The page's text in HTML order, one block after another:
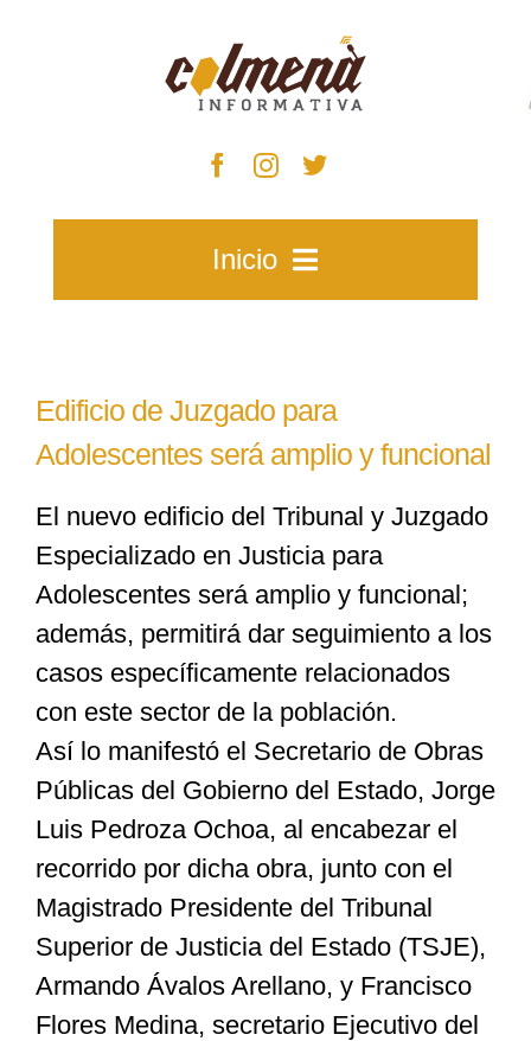
Inicio
Zacatecas
Municipios
Especiales
Nacional
Opinión
Cultura
Nosotros
Edificio de Juzgado para
Adolescentes será amplio y funcional
El nuevo edificio del Tribunal y Juzgado
Especializado en Justicia para
Adolescentes será amplio y funcional;
además, permitirá dar seguimiento a los
casos específicamente relacionados
con este sector de la población.
Así lo manifestó el Secretario de Obras
Públicas del Gobierno del Estado, Jorge
Luis Pedroza Ochoa, al encabezar el
recorrido por dicha obra, junto con el
Magistrado Presidente del Tribunal
Superior de Justicia del Estado (TSJE),
Armando Ávalos Arellano, y Francisco
Flores Medina, secretario Ejecutivo del